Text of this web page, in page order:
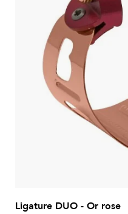
Ligature DUO - Or rose